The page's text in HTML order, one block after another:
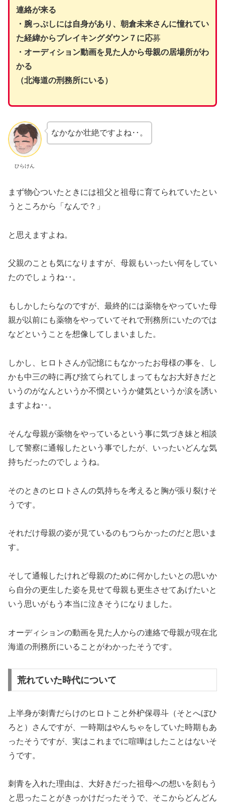
連絡が来る
・腕っぷしには自身があり、朝倉未来さんに憧れてい
た経緯からブレイキングダウン７に応募
・オーディション動画を見た人から母親の居場所がわ
かる
（北海道の刑務所にいる）
ひらけん
なかなか壮絶ですよね‥。
まず物心ついたときには祖父と祖母に育てられていたとい
うところから「なんで？」
と思えますよね。
父親のことも気になりますが、母親もいったい何をしてい
たのでしょうね‥。
もしかしたらなのですが、最終的には薬物をやっていた母
親が以前にも薬物をやっていてそれで刑務所にいたのでは
などということを想像してしまいました。
しかし、ヒロトさんが記憶にもなかったお母様の事を、し
かも中三の時に再び捨てられてしまってもなお大好きだと
いうのがなんというか不憫というか健気というか涙を誘い
ますよね‥。
そんな母親が薬物をやっているという事に気づき妹と相談
して警察に通報したという事でしたが、いったいどんな気
持ちだったのでしょうね。
そのときのヒロトさんの気持ちを考えると胸が張り裂けそ
うです。
それだけ母親の姿が見ているのもつらかったのだと思いま
す。
そして通報したけれど母親のために何かしたいとの思いか
ら自分の更生した姿を見せて母親も更生させてあげたいと
いう思いがもう本当に泣きそうになりました。
オーディションの動画を見た人からの連絡で母親が現在北
海道の刑務所にいることがわかったそうです。
荒れていた時代について
上半身が刺青だらけのヒロトこと外枦保尋斗（そとへぼひ
ろと）さんですが、一時期はやんちゃをしていた時期もあ
ったそうですが、実はこれまでに喧嘩はしたことはないそ
うです。
刺青を入れた理由は、大好きだった祖母への想いを刻もう
と思ったことがきっかけだったそうで、そこからどんどん